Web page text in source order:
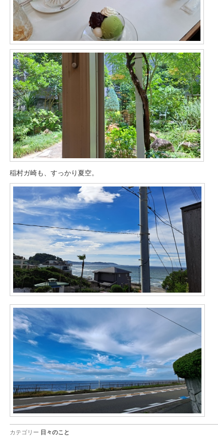
稲村ガ崎も、すっかり夏空。
カテゴリー 日々のこと